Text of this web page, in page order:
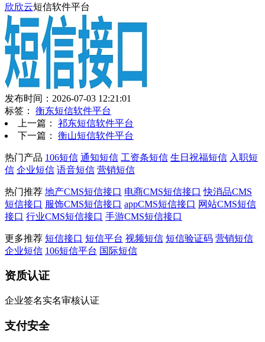
欣欣云短信软件平台
发布时间：2026-07-03 12:21:01
标签： 衡东短信软件平台
上一篇： 祁东短信软件平台
下一篇： 衡山短信软件平台
热门产品 106短信 通知短信 工资条短信 生日祝福短信 入职短
信 企业短信 语音短信 营销短信
热门推荐 地产CMS短信接口 电商CMS短信接口 快消品CMS
短信接口 服饰CMS短信接口 appCMS短信接口 网站CMS短信
接口 行业CMS短信接口 手游CMS短信接口
更多推荐 短信接口 短信平台 视频短信 短信验证码 营销短信
企业短信 106短信平台 国际短信
资质认证
企业签名实名审核认证
支付安全